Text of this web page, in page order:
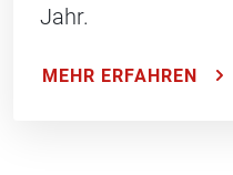
Jahr.
MEHR ERFAHREN